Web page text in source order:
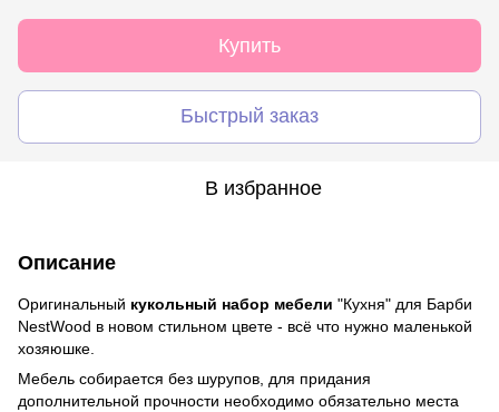
Купить
Быстрый заказ
В избранное
Описание
Оригинальный кукольный набор мебели "Кухня" для Барби
NestWood в новом стильном цвете - всё что нужно маленькой
хозяюшке.
Мебель собирается без шурупов, для придания
дополнительной прочности необходимо обязательно места